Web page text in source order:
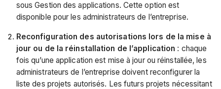
sous Gestion des applications. Cette option est
disponible pour les administrateurs de l’entreprise.
Reconfiguration des autorisations lors de la mise à
jour ou de la réinstallation de l’application : chaque
fois qu’une application est mise à jour ou réinstallée, les
administrateurs de l’entreprise doivent reconfigurer la
liste des projets autorisés. Les futurs projets nécessitant